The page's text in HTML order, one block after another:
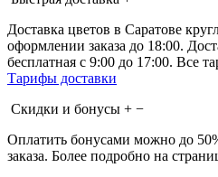
Доставка цветов в Саратове
оформлении заказа до 18:00.
бесплатная с 9:00 до 17:00. Все
Тарифы доставки
Скидки и бонусы + −
Оплатить бонусами можно до
заказа. Более подробно на